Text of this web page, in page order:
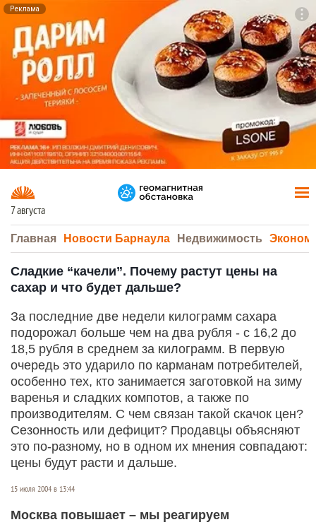
Реклама
7 августа
Главная Новости Барнаула Недвижимость
Сладкие “качели”. Почему растут цены на
сахар и что будет дальше?
За последние две недели килограмм сахара
подорожал больше чем на два рубля - с 16,2 до
18,5 рубля в среднем за килограмм. В первую
очередь это ударило по карманам потребителей,
особенно тех, кто занимается заготовкой на зиму
варенья и сладких компотов, а также по
производителям. С чем связан такой скачок цен?
Сезонность или дефицит? Продавцы объясняют
это по-разному, но в одном их мнения совпадают:
цены будут расти и дальше.
15 июля 2004 в 13:44
Москва повышает – мы реагируем